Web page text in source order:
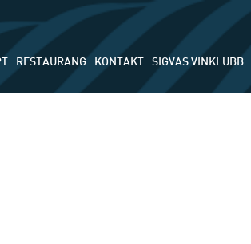
RESTAURANG KONTAKT SIGVAS VINKLUBB